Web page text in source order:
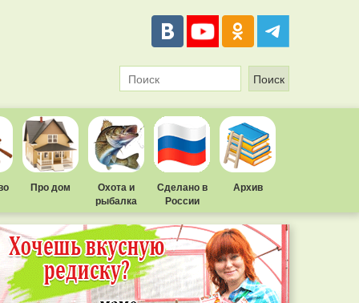
Про дом
Охота и
рыбалка
Сделано в
России
Архив